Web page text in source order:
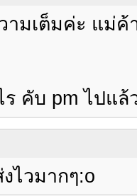
มเต็มค่ะ แม่ค้
คับ pm ไปแ
ไวมากๆ:o